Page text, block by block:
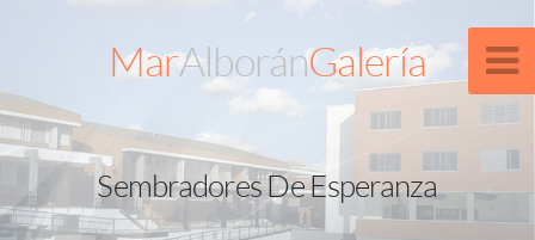
MarAlboránGalería
Sembradores De Esperanza